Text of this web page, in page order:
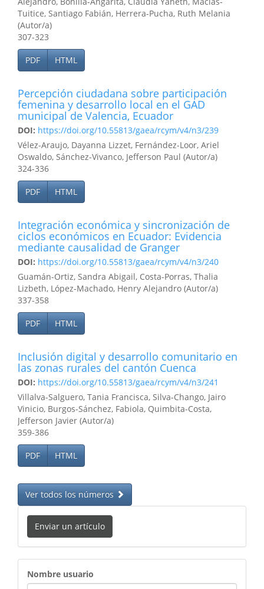
Tuitice, Santiago Fabián, Herrera-Pucha, Ruth Melania
(Autor/a)
307-323
PDF HTML
Percepción ciudadana sobre participación
femenina y desarrollo local en el GAD
municipal de Valencia, Ecuador
DOI: https://doi.org/10.55813/gaea/rcym/v4/n3/239
Vélez-Araujo, Dayanna Lizzet, Fernández-Loor, Ariel
Oswaldo, Sánchez-Vivanco, Jefferson Paul (Autor/a)
324-336
PDF HTML
Integración económica y sincronización de
ciclos económicos en Ecuador: Evidencia
mediante causalidad de Granger
DOI: https://doi.org/10.55813/gaea/rcym/v4/n3/240
Guamán-Ortiz, Sandra Abigail, Costa-Porras, Thalia
Lizbeth, López-Machado, Henry Alejandro (Autor/a)
337-358
PDF HTML
Inclusión digital y desarrollo comunitario en
las zonas rurales del cantón Cuenca
DOI: https://doi.org/10.55813/gaea/rcym/v4/n3/241
Villalva-Salguero, Tania Francisca, Silva-Chango, Jairo
Vinicio, Burgos-Sánchez, Fabiola, Quimbita-Costa,
Jefferson Javier (Autor/a)
359-386
PDF HTML
Ver todos los números
Enviar un artículo
ingreso
Nombre usuario